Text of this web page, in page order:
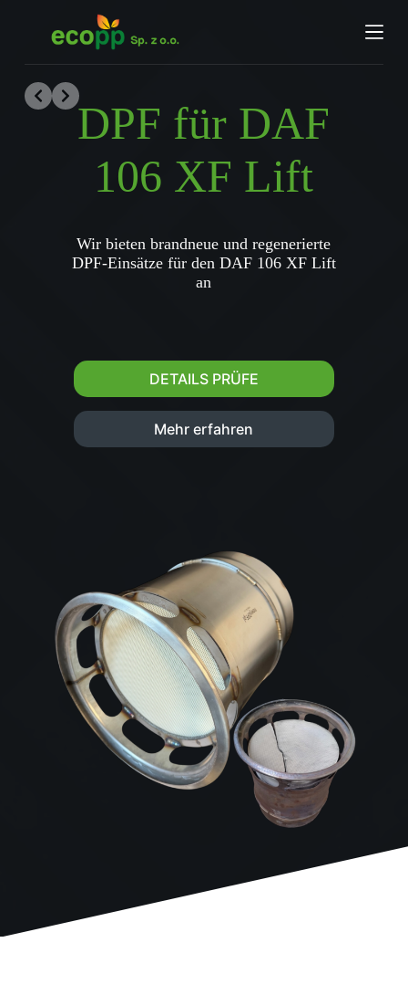
h
DPF für DAF
106 XF Lift
Wir bieten brandneue und regenerierte
DPF-Einsätze für den DAF 106 XF Lift
an
DETAILS PRÜFE
Mehr erfahren